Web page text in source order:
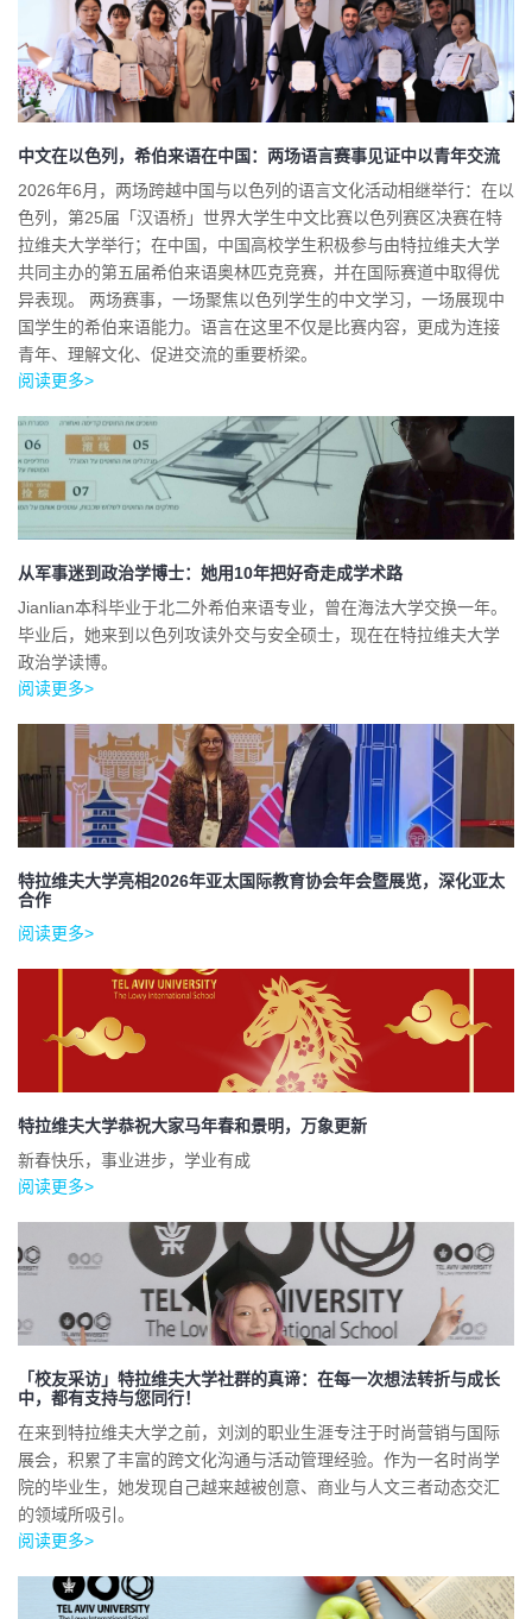
中文在以色列，希伯来语在中国：两场语言赛事见证中以青年交流
2026年6月，两场跨越中国与以色列的语言文化活动相继举行：在以
色列，第25届「汉语桥」世界大学生中文比赛以色列赛区决赛在特
拉维夫大学举行；在中国，中国高校学生积极参与由特拉维夫大学
共同主办的第五届希伯来语奥林匹克竞赛，并在国际赛道中取得优
异表现。 两场赛事，一场聚焦以色列学生的中文学习，一场展现中
国学生的希伯来语能力。语言在这里不仅是比赛内容，更成为连接
青年、理解文化、促进交流的重要桥梁。
阅读更多>
从军事迷到政治学博士：她用10年把好奇走成学术路
Jianlian本科毕业于北二外希伯来语专业，曾在海法大学交换一年。
毕业后，她来到以色列攻读外交与安全硕士，现在在特拉维夫大学
政治学读博。
阅读更多>
特拉维夫大学亮相2026年亚太国际教育协会年会暨展览，深化亚太
合作
阅读更多>
特拉维夫大学恭祝大家马年春和景明，万象更新
新春快乐，事业进步，学业有成
阅读更多>
「校友采访」特拉维夫大学社群的真谛：在每一次想法转折与成长
中，都有支持与您同行！
在来到特拉维夫大学之前，刘浏的职业生涯专注于时尚营销与国际
展会，积累了丰富的跨文化沟通与活动管理经验。作为一名时尚学
院的毕业生，她发现自己越来越被创意、商业与人文三者动态交汇
的领域所吸引。
阅读更多>